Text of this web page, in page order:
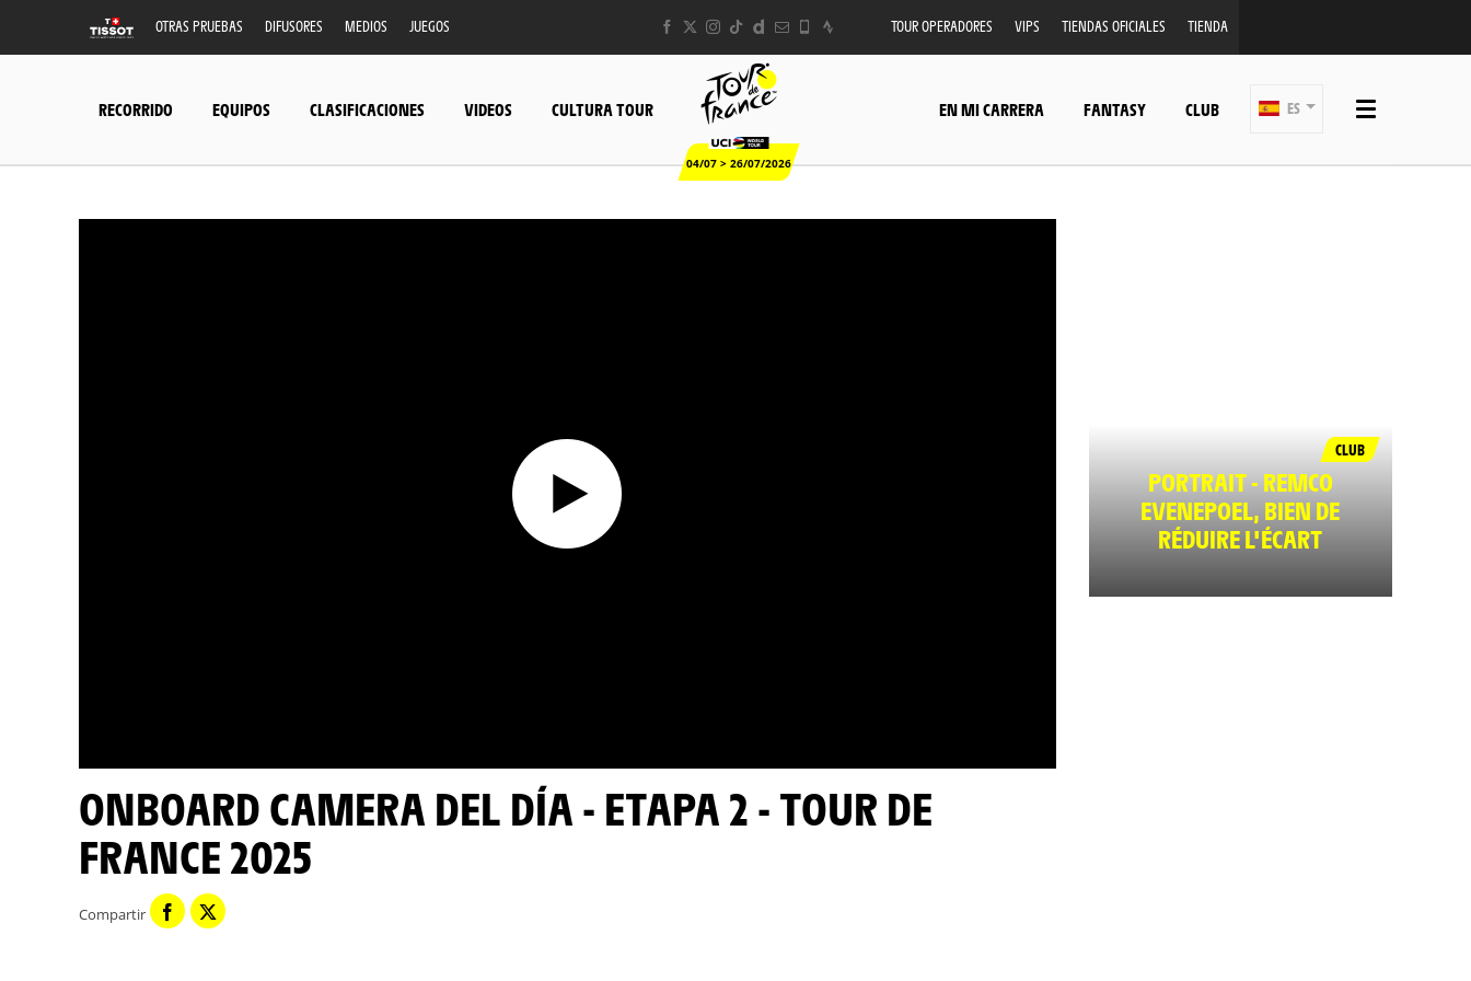
OTRAS PRUEBAS DIFUSORES MEDIOS JUEGOS TOUR OPERADORES VIPS TIENDAS OFICIALES TIENDA
RECORRIDO EQUIPOS CLASIFICACIONES VIDEOS CULTURA TOUR
04/07 > 26/07/2026
EN MI CARRERA FANTASY CLUB ES
ONBOARD CAMERA DEL DÍA - ETAPA 2 - TOUR DE
FRANCE 2025
Compartir
CLUB
PORTRAIT - REMCO
EVENEPOEL, BIEN DE
RÉDUIRE L'ÉCART